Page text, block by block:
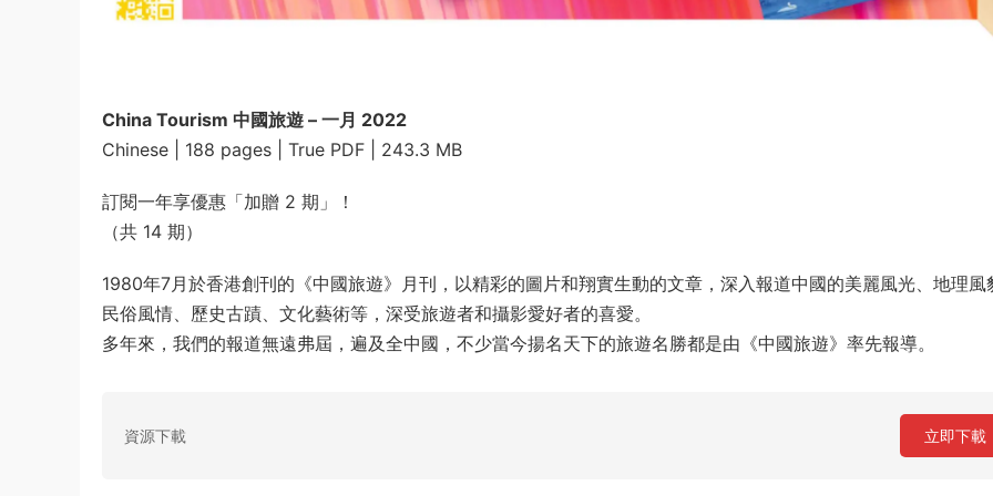
China Tourism 中國旅遊 – 一月 2022
Chinese | 188 pages | True PDF | 243.3 MB
訂閱一年享優惠「加贈 2 期」！
（共 14 期）
1980年7月於香港創刊的《中國旅遊》月刊，以精彩的圖片和翔實生動的文章，深入報道中國的美麗風光、地理風
民俗風情、歷史古蹟、文化藝術等，深受旅遊者和攝影愛好者的喜愛。
多年來，我們的報道無遠弗屆，遍及全中國，不少當今揚名天下的旅遊名勝都是由《中國旅遊》率先報導。
資源下載 立即下載